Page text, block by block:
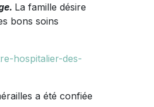
La famille désire
bons soins
hospitalier-des-
a été confiée